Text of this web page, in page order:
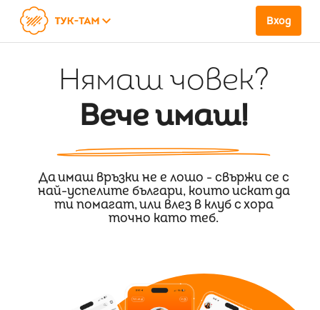
keyboard_arrow_down Вход
Нямаш човек?
Вече имаш!
Да имаш връзки не е лошо - свържи се с
най-успелите българи, които искат да
ти помагат, или влез в клуб с хора
точно като теб.